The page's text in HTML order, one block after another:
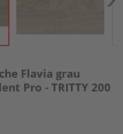
Flavia grau
Pro - TRITTY 200